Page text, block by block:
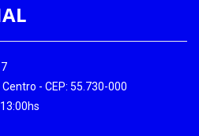
- CEP: 55.730-000